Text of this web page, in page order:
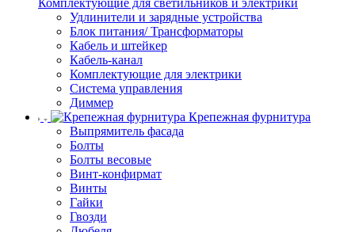
Комплектующие для светильников и электрики
Удлинители и зарядные устройства
Блок питания/ Трансформаторы
Кабель и штейкер
Кабель-канал
Комплектующие для электрики
Система управления
Диммер
Крепежная фурнитура
Выпрямитель фасада
Болты
Болты весовые
Винт-конфирмат
Винты
Гайки
Гвозди